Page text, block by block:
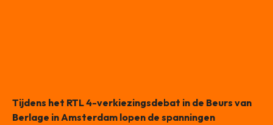
Tijdens het RTL 4-verkiezingsdebat in de Beurs van
Berlage in Amsterdam lopen de spanningen